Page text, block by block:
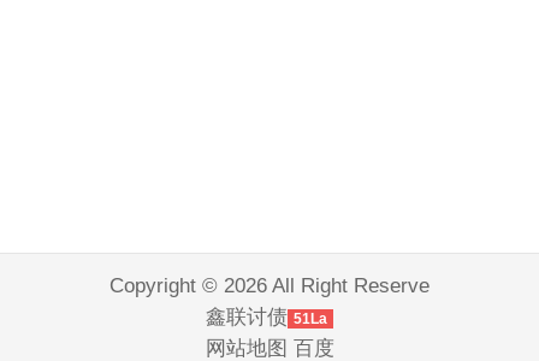
Copyright © 2026 All Right Reserve
鑫联讨债 51La
网站地图 百度